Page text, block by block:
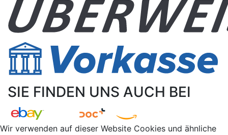
SIE FINDEN UNS AUCH BEI
Wir verwenden auf dieser Website Cookies und ähnliche